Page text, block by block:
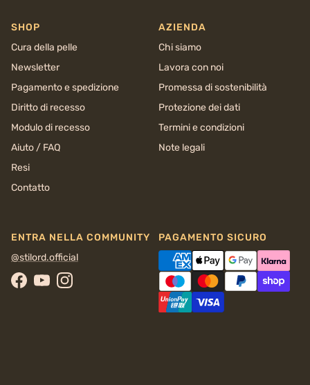
SHOP
Cura della pelle
Newsletter
Pagamento e spedizione
Diritto di recesso
Modulo di recesso
Aiuto / FAQ
Resi
Contatto
AZIENDA
Chi siamo
Lavora con noi
Promessa di sostenibilità
Protezione dei dati
Termini e condizioni
Note legali
ENTRA NELLA COMMUNITY
@stilord.official
Facebook
YouTubeInstagram
PAGAMENTO SICURO